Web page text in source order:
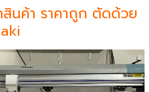
นค้า ราคาถูก ตัดด้วย